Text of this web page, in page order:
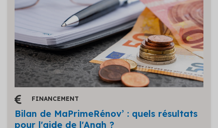
FINANCEMENT
Bilan de MaPrimeRénov’ : quels résultats
pour l'aide de l'Anah ?